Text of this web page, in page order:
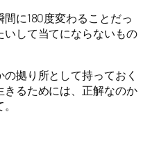
に180度変わることだっ
して当てにならないもの
拠り所として持っておく
きるためには、正解なのか